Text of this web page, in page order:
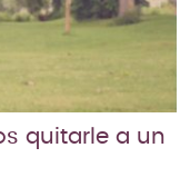
quitarle a un